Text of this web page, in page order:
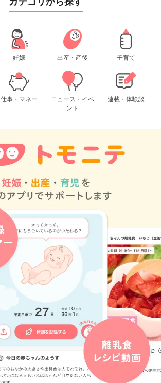
妊娠 出産・産後 子育て
仕事・マネー
ニュース・イベ
ント
連載・体験談